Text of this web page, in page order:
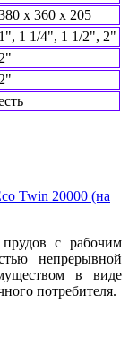
х 360 х 205
1", 1 1/4", 1 1/2", 2"
2"
2"
Twin 20000 (на
с рабочим
непрерывной
в виде
потребителя.